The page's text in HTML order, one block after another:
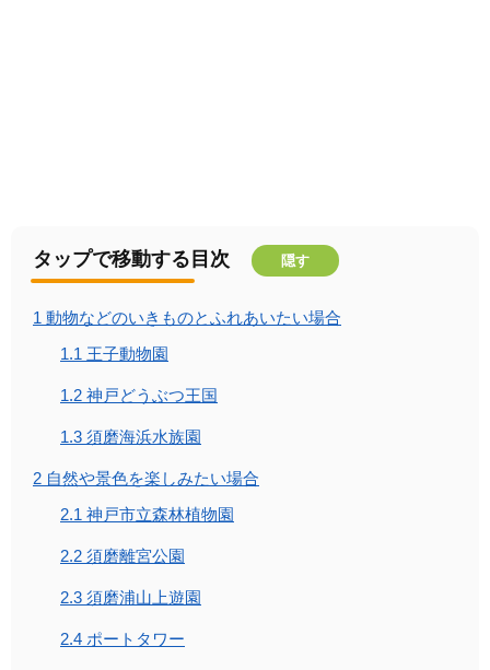
タップで移動する目次 隠す
1 動物などのいきものとふれあいたい場合
1.1 王子動物園
1.2 神戸どうぶつ王国
1.3 須磨海浜水族園
2 自然や景色を楽しみたい場合
2.1 神戸市立森林植物園
2.2 須磨離宮公園
2.3 須磨浦山上遊園
2.4 ポートタワー